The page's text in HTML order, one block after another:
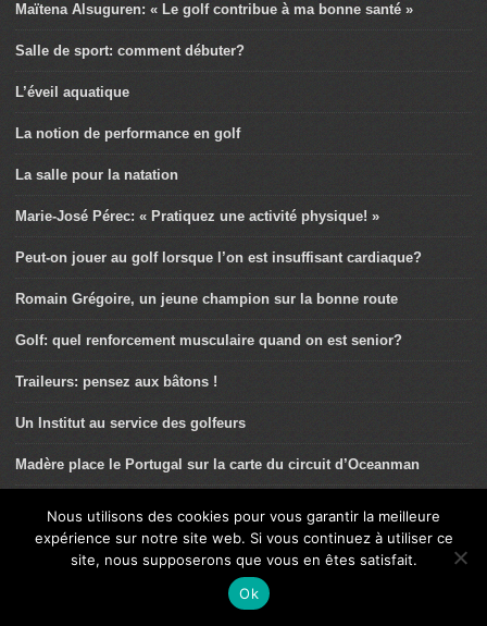
Maïtena Alsuguren: « Le golf contribue à ma bonne santé »
Salle de sport: comment débuter?
L’éveil aquatique
La notion de performance en golf
La salle pour la natation
Marie-José Pérec: « Pratiquez une activité physique! »
Peut-on jouer au golf lorsque l’on est insuffisant cardiaque?
Romain Grégoire, un jeune champion sur la bonne route
Golf: quel renforcement musculaire quand on est senior?
Traileurs: pensez aux bâtons !
Un Institut au service des golfeurs
Madère place le Portugal sur la carte du circuit d’Oceanman
Axel Carion, explorateur métabolique
Du bon usage du Vélo à Assistance électrique (VAE)
Nous utilisons des cookies pour vous garantir la meilleure
expérience sur notre site web. Si vous continuez à utiliser ce
site, nous supposerons que vous en êtes satisfait.
Ok